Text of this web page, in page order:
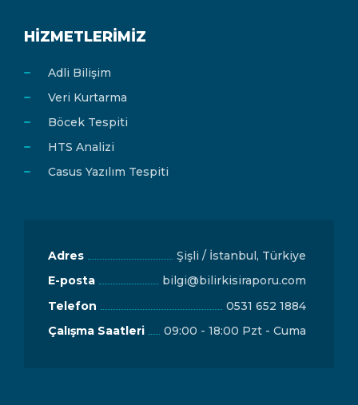
HIZMETLERIMIZ
Adli Bilişim
Veri Kurtarma
Böcek Tespiti
HTS Analizi
Casus Yazılım Tespiti
Adres
Şişli / İstanbul, Türkiye
E-posta
bilgi@bilirkisiraporu.com
Telefon
0531 652 1884
Çalışma Saatleri
09:00 - 18:00 Pzt - Cuma